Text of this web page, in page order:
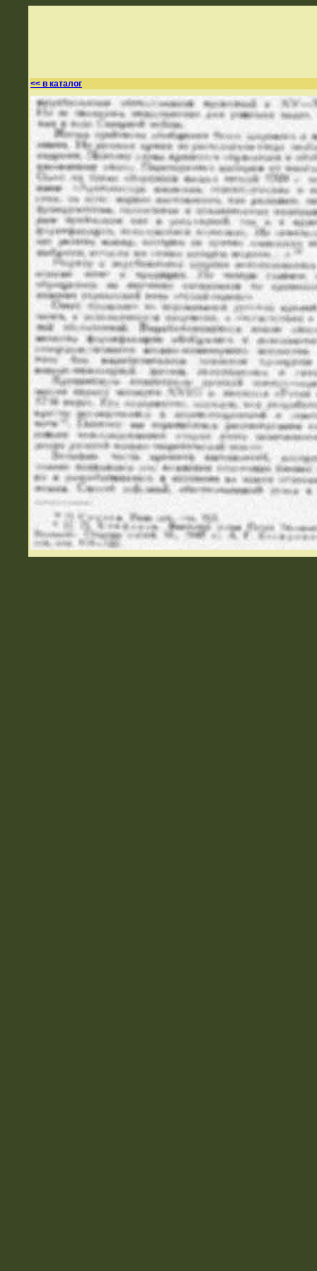
<< в каталог